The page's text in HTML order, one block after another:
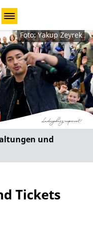
Foto: Yakup Zeyrek
und
Tickets